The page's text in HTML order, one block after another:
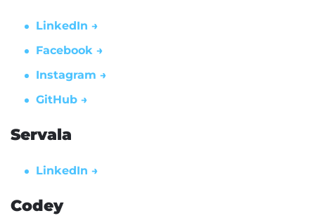
LinkedIn →
Facebook →
Instagram →
GitHub →
Servala
LinkedIn →
Codey